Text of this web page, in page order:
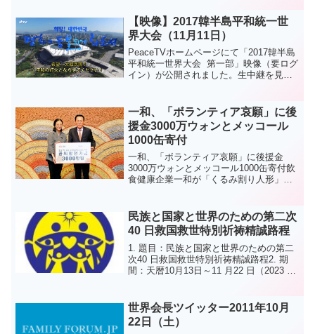
【映像】2017韓半島平和統一世
界大会（11月11日）
PeaceTVホームページにて「2017韓半島
平和統一世界大会 第一部」映像（要ログ
イン）が公開されました。生中継を見逃
みてください。（▲携帯画面から）
Peac...
一和、「ボランティア哀願」に後
援金3000万ウォンとメッコール
1000缶寄付
一和、「ボランティア哀願」に後援金
3000万ウォンとメッコール1000缶寄付飲
食健康企業一和が「くるみ割り人形」チ
に後援金3000万ウォンを伝達したと21
日、明らかにし...
民族と国家と世界のための第二次
40 日救国救世特別祈祷精誠路程
1. 題目：民族と国家と世界のための第二
次40 日救国救世特別祈祷精誠路程2. 期
間：天暦10月13日～11 月22 日（2023 年
を受けられる国と...
世界会長ツイッター2011年10月
22日（土）